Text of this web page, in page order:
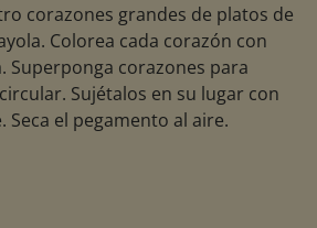
corazones grandes de platos de
Colorea cada corazón con
Superponga corazones para
Sujétalos en su lugar con
Seca el pegamento al aire.